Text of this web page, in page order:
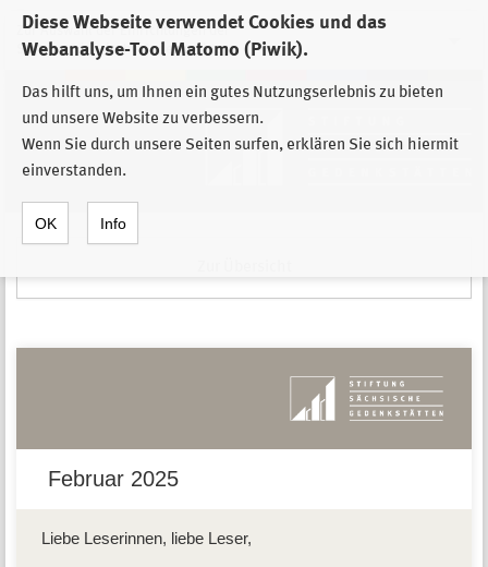
Diese Webseite verwendet Cookies und das
Webanalyse-Tool Matomo (Piwik).
Das hilft uns, um Ihnen ein gutes Nutzungserlebnis zu bieten
und unsere Website zu verbessern.
Wenn Sie durch unsere Seiten surfen, erklären Sie sich hiermit
einverstanden.
OK Info
Zur Auswahl der Einrichtungen der
Stiftung Sächsische Gedenkstätten
Februar 2025
Liebe Leserinnen, liebe Leser,